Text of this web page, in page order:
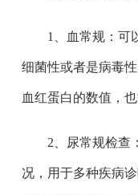
1、血常规：可
细菌性或者是病毒
血红蛋白的数值，
2、尿常规检查
况，用于多种疾病